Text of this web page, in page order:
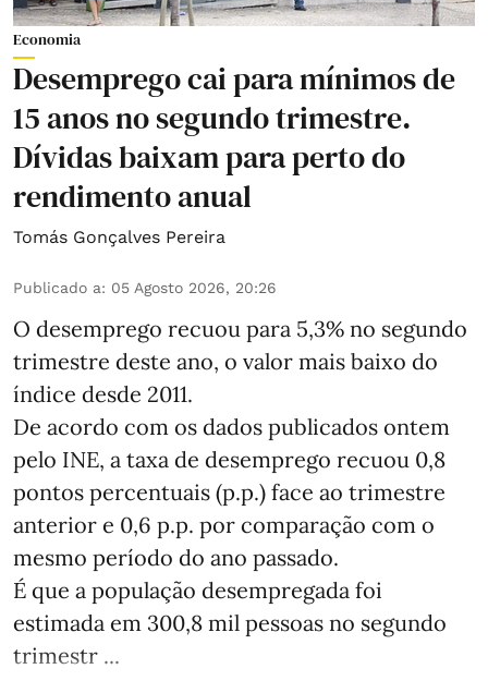
Economia
Desemprego cai para mínimos de
15 anos no segundo trimestre.
Dívidas baixam para perto do
rendimento anual
Tomás Gonçalves Pereira
Publicado a: 05 Agosto 2026, 20:26
O desemprego recuou para 5,3% no segundo
trimestre deste ano, o valor mais baixo do
índice desde 2011.
De acordo com os dados publicados ontem
pelo INE, a taxa de desemprego recuou 0,8
pontos percentuais (p.p.) face ao trimestre
anterior e 0,6 p.p. por comparação com o
mesmo período do ano passado.
É que a população desempregada foi
estimada em 300,8 mil pessoas no segundo
trimestr ...